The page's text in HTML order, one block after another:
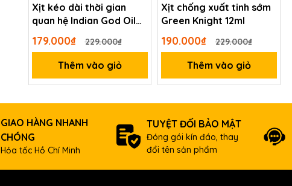
Xịt kéo dài thời gian
quan hệ Indian God Oil
179.000₫ 229.000₫
Thêm vào giỏ
Xịt chống xuất tinh sớm
Green Knight 12ml
190.000₫ 229.000₫
Thêm vào giỏ
GIAO HÀNG NHANH
CHÓNG
Hỏa tốc Hồ Chí Minh
TUYỆT ĐỐI BẢO MẬT
Đóng gói kín đáo, thay
đổi tên sản phẩm